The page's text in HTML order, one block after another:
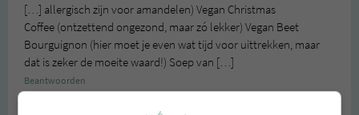
[…] allergisch zijn voor amandelen) Vegan Christmas
Coffee (ontzettend ongezond, maar zó lekker) Vegan Beet
Bourguignon (hier moet je even wat tijd voor uittrekken, maar
dat is zeker de moeite waard!) Soep van […]
Beantwoorden